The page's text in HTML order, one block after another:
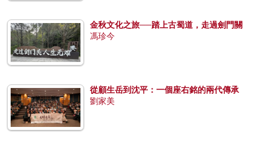
金秋文化之旅──踏上古蜀道，走過劍門關
馮珍今
從顧生岳到沈平：一個座右銘的兩代傳承
劉家美